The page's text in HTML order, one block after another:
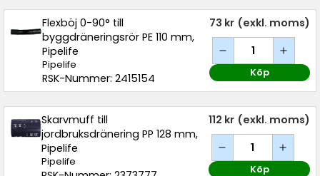
Flexböj 0-90° till
byggdräneringsrör PE 110 mm,
Pipelife
Pipelife
RSK-Nummer: 2415154
73 kr (exkl. moms)
Köp
Skarvmuff till
jordbruksdränering PP 128 mm,
Pipelife
Pipelife
112 kr (exkl. moms)
Köp